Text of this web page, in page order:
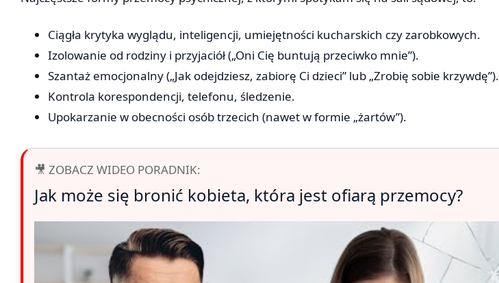
Ciągła krytyka wyglądu, inteligencji, umiejętności kucharskich czy zarobkowych.
Izolowanie od rodziny i przyjaciół („Oni Cię buntują przeciwko mnie”).
Szantaż emocjonalny („Jak odejdziesz, zabiorę Ci dzieci” lub „Zrobię sobie krzywdę”).
Kontrola korespondencji, telefonu, śledzenie.
Upokarzanie w obecności osób trzecich (nawet w formie „żartów”).
🎥 ZOBACZ WIDEO PORADNIK:
Jak może się bronić kobieta, która jest ofiarą przemocy?